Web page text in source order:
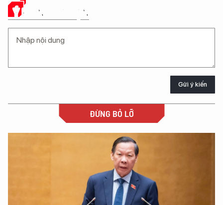
Ý KIẾN CỦA BẠN
Gửi ý kiến
ĐỪNG BỎ LỠ